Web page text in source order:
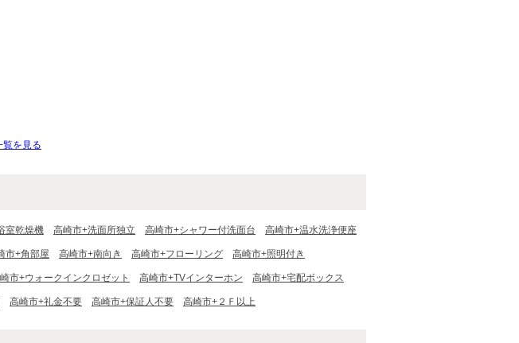
覧を見る
室乾燥機 高崎市+洗面所独立 高崎市+シャワー付洗面台 高崎市+温水洗浄便座
市+角部屋 高崎市+南向き 高崎市+フローリング 高崎市+照明付き
市+ウォークインクロゼット 高崎市+TVインターホン 高崎市+宅配ボックス
高崎市+礼金不要 高崎市+保証人不要 高崎市+２Ｆ以上